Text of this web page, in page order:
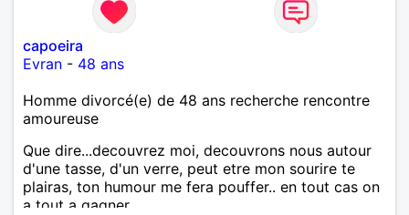
capoeira
Evran - 48 ans
Homme divorcé(e) de 48 ans recherche rencontre
amoureuse
Que dire...decouvrez moi, decouvrons nous autour
d'une tasse, d'un verre, peut etre mon sourire te
plairas, ton humour me fera pouffer.. en tout cas on
a tout a gagner.